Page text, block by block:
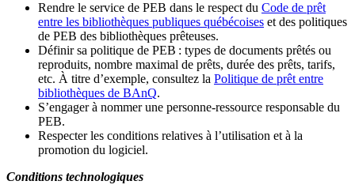
Rendre le service de PEB dans le respect du Code de prêt
entre les bibliothèques publiques québécoises et des politiques
de PEB des bibliothèques prêteuses.
Définir sa politique de PEB : types de documents prêtés ou
reproduits, nombre maximal de prêts, durée des prêts, tarifs,
etc. À titre d’exemple, consultez la Politique de prêt entre
bibliothèques de BAnQ.
S’engager à nommer une personne-ressource responsable du
PEB.
Respecter les conditions relatives à l’utilisation et à la
promotion du logiciel.
Conditions technologiques